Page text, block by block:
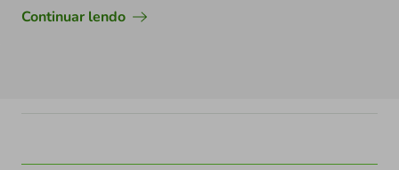
Continuar lendo